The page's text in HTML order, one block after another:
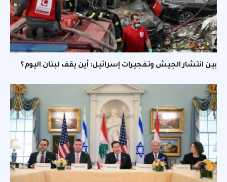
بين انتشار الجيش وتفجيرات إسرائيل: أين يقف لبنان اليوم؟